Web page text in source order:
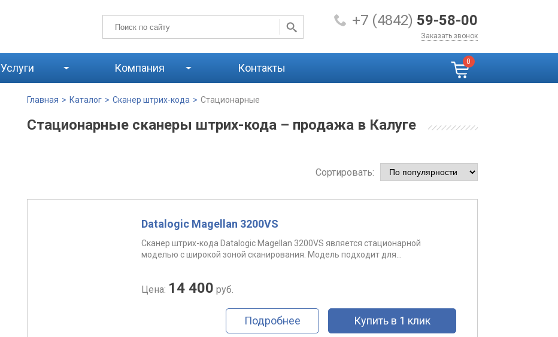
+7 (4842) 59-58-00
Заказать звонок
Услуги Компания Контакты 0
Главная > Каталог > Сканер штрих-кода > Стационарные
Стационарные сканеры штрих-кода – продажа в Калуге
Сортировать:
Datalogic Magellan 3200VS
Сканер штрих-кода Datalogic Magellan 3200VS является стационарной
моделью с широкой зоной сканирования. Модель подходит для...
Цена: 14 400 руб.
Подробнее Купить в 1 клик